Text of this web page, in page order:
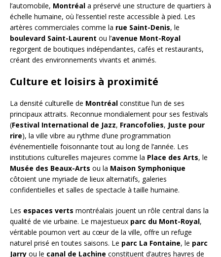
l’automobile, Montréal a préservé une structure de quartiers à
échelle humaine, où l’essentiel reste accessible à pied. Les
artères commerciales comme la rue Saint-Denis, le
boulevard Saint-Laurent ou l’avenue Mont-Royal
regorgent de boutiques indépendantes, cafés et restaurants,
créant des environnements vivants et animés.
Culture et loisirs à proximité
La densité culturelle de Montréal constitue l’un de ses
principaux attraits. Reconnue mondialement pour ses festivals
(Festival International de Jazz, Francofolies, Juste pour
rire), la ville vibre au rythme d’une programmation
événementielle foisonnante tout au long de l’année. Les
institutions culturelles majeures comme la Place des Arts, le
Musée des Beaux-Arts ou la Maison Symphonique
côtoient une myriade de lieux alternatifs, galeries
confidentielles et salles de spectacle à taille humaine.
Les espaces verts montréalais jouent un rôle central dans la
qualité de vie urbaine. Le majestueux parc du Mont-Royal,
véritable poumon vert au cœur de la ville, offre un refuge
naturel prisé en toutes saisons. Le parc La Fontaine, le parc
Jarry ou le canal de Lachine constituent d’autres havres de